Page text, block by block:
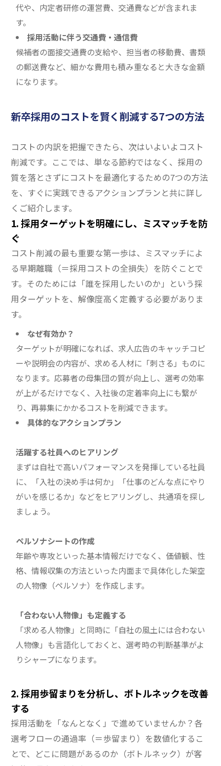
代や、内定者研修の運営費、交通費などが含まれま
す。
採用活動に伴う交通費・通信費
候補者の面接交通費の支給や、担当者の移動費、書類
の郵送費など、細かな費用も積み重なると大きな金額
になります。
新卒採用のコストを賢く削減する7つの方法
コストの内訳を把握できたら、次はいよいよコスト
削減です。ここでは、単なる節約ではなく、採用の
質を落とさずにコストを最適化するための7つの方法
を、すぐに実践できるアクションプランと共に詳し
くご紹介します。
1. 採用ターゲットを明確にし、ミスマッチを防
ぐ
コスト削減の最も重要な第一歩は、ミスマッチによ
る早期離職（＝採用コストの全損失）を防ぐことで
す。そのためには「誰を採用したいのか」という採
用ターゲットを、解像度高く定義する必要がありま
す。
なぜ有効か？
ターゲットが明確になれば、求人広告のキャッチコピ
ーや説明会の内容が、求める人材に「刺さる」ものに
なります。応募者の母集団の質が向上し、選考の効率
が上がるだけでなく、入社後の定着率向上にも繋が
り、再募集にかかるコストを削減できます。
具体的なアクションプラン
活躍する社員へのヒアリング
まずは自社で高いパフォーマンスを発揮している社員
に、「入社の決め手は何か」「仕事のどんな点にやり
がいを感じるか」などをヒアリングし、共通項を探し
ましょう。
ペルソナシートの作成
年齢や専攻といった基本情報だけでなく、価値観、性
格、情報収集の方法といった内面まで具体化した架空
の人物像（ペルソナ）を作成します。
「合わない人物像」も定義する
「求める人物像」と同時に「自社の風土には合わない
人物像」も言語化しておくと、選考時の判断基準がよ
りシャープになります。
2. 採用歩留まりを分析し、ボトルネックを改善
する
採用活動を「なんとなく」で進めていませんか？各
選考フローの通過率（＝歩留まり）を数値化するこ
とで、どこに問題があるのか（ボトルネック）が客